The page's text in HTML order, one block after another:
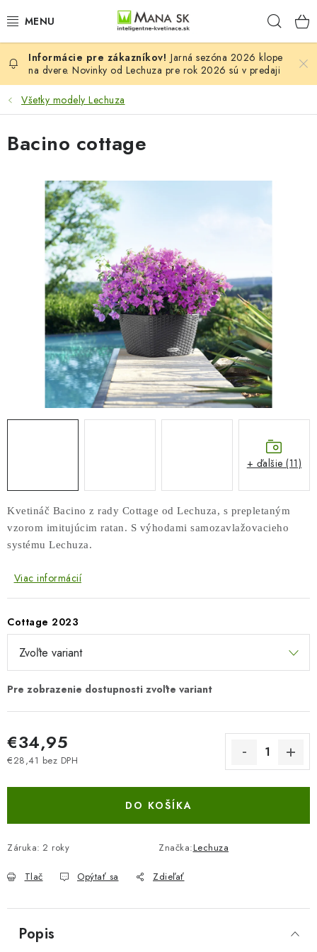
na
VŠETKY MODELY LECHUZA
NOVINKY LECHUZA
STOLOVÉ KVETINÁČE LECHUZA
COLOR
STONE
COTTAGE
Obchodné podmienky Poštovné
Veľkoobchod
Ochrana osobných údajov
Kontakt
Napíšte nám
Reklamačný poriadok
Odstúpenie od zmluvy
Jarná sezóna 2026 klope
na dvere. Novinky od Lechuza pre rok 2026 sú v predaji
Všetky modely Lechuza
Kvetináč Bacino z rady Cottage od Lechuza, s prepletaným
vzorom imitujúcim ratan. S výhodami samozavlažovacieho
systému Lechuza.
Viac informácií
Cottage 2023
€34,95
€28,41 bez DPH
DO KOŠÍKA
Záruka: 2 roky Značka:Lechuza
Tlač Opýtať sa Zdieľať
Bacino cottage
+ ďalšie (11)
Popis